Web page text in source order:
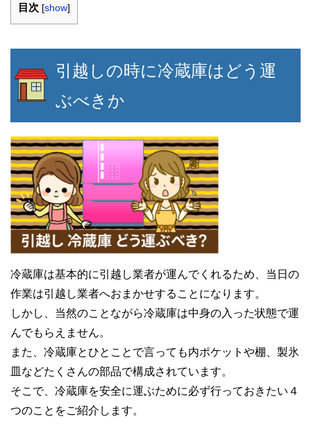
目次 [show]
引越しの時に冷蔵庫はどう運
ぶべきか
冷蔵庫は基本的に引越し業者が運んでくれるため、当日の
作業は引越し業者へおまかせすることになります。
しかし、当然のことながら冷蔵庫は中身の入った状態で運
んでもらえません。
また、冷蔵庫とひとことで言っても内ポケットや棚、製氷
皿などたくさんの部品で構成されています。
そこで、冷蔵庫を安全に運ぶために必ず行っておきたい４
つのことをご紹介します。